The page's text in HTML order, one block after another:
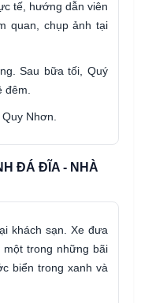
tế, hướng dẫn viên
quan, chụp ảnh tại
Sau bữa tối, Quý
đêm.
Quy Nhơn.
ĐÁ ĐĨA - NHÀ
khách sạn. Xe đưa
một trong những bãi
biển trong xanh và